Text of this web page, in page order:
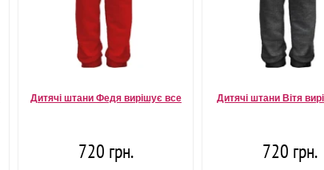
Дитячі штани Федя вирішує все
720 грн.
Дитячі штани Вітя
720 грн.